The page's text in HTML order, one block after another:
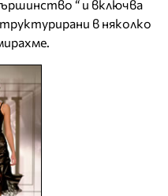
“ и включва
в няколко